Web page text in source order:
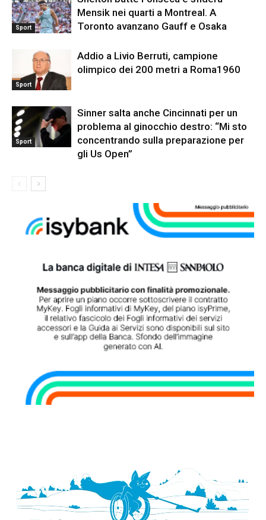
Sport
Mensik nei quarti a Montreal. A
Toronto avanzano Gauff e Osaka
Sport
Addio a Livio Berruti, campione
olimpico dei 200 metri a Roma1960
Sport
Sinner salta anche Cincinnati per un
problema al ginocchio destro: “Mi sto
concentrando sulla preparazione per
gli Us Open”